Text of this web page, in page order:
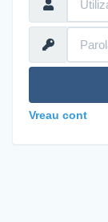
Vreau cont